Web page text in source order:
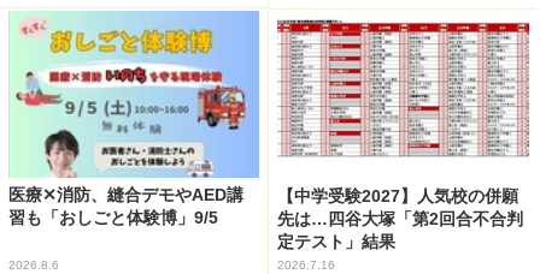
医療✕消防、縫合デモやAED講
習も「おしごと体験博」9/5
2026.8.6
【中学受験2027】人気校の併願
先は…四谷大塚「第2回合不合判
定テスト」結果
2026.7.16